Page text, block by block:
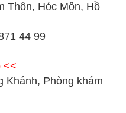
Thôn, Hóc Môn, Hồ
44 99
<<
Khánh, Phòng khám